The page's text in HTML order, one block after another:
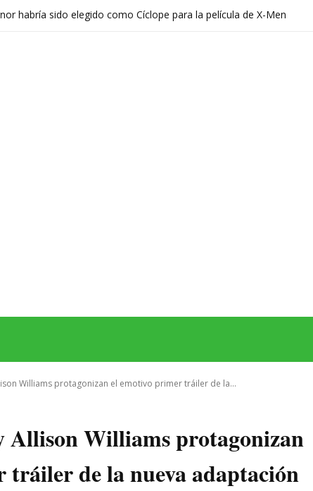
habría sido elegido como Cíclope para la película de X-Men
Williams protagonizan el emotivo primer tráiler de la...
Allison Williams protagonizan
de la nueva adaptación